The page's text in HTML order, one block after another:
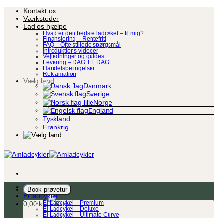
Fortsæt
indhold
Kontakt os
Værksteder
Lad os hjælpe
Hvad er den bedste ladcykel – til mig?
Finansiering – Rentefrit!
FAQ – Ofte stillede spørgsmål
Introduktions videoer
Vejledninger og guides
Levering – DAG TIL DAG
Handelsbetingelser
Reklamation
Vælg land
Danmark
Sverige
Norge
England
Tyskland
Frankrig
Book prøvetur
0,00kr.
Ladcykel
El ladcykler
El Ladcykel – Premium
El Ladcykel – Deluxe
El Ladcykel – Ultimate Curve